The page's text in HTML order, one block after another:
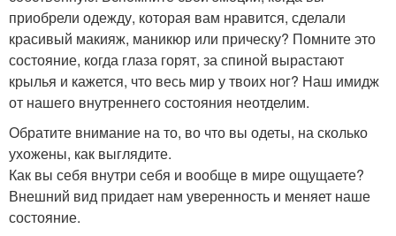
приобрели одежду, которая вам нравится, сделали
красивый макияж, маникюр или прическу? Помните это
состояние, когда глаза горят, за спиной вырастают
крылья и кажется, что весь мир у твоих ног? Наш имидж
от нашего внутреннего состояния неотделим.
Обратите внимание на то, во что вы одеты, на сколько
ухожены, как выглядите.
Как вы себя внутри себя и вообще в мире ощущаете?
Внешний вид придает нам уверенность и меняет наше
состояние.